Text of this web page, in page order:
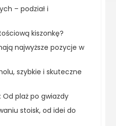
– podział i
kiszonkę?
najwyższe pozycje w
szybkie i skuteczne
plaż po gwiazdy
stoisk, od idei do